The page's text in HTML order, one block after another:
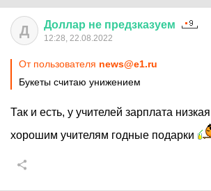
Д Доллар не предзказуем
12:28, 22.08.2022
От пользователя news@e1.ru
Букеты считаю унижением
Так и есть, у учителей зарплата
хорошим учителям годные подарки